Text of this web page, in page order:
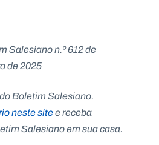
Salesiano n.º 612 de
de 2025
Boletim Salesiano.
neste sitee receba
Salesiano em sua casa.